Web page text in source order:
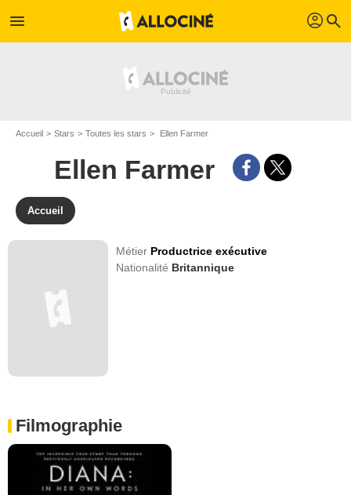
menu profil search
Accueil Stars Toutes les stars Ellen Farmer
Ellen Farmer
Accueil
Métier Productrice exécutive
Nationalité Britannique
Filmographie